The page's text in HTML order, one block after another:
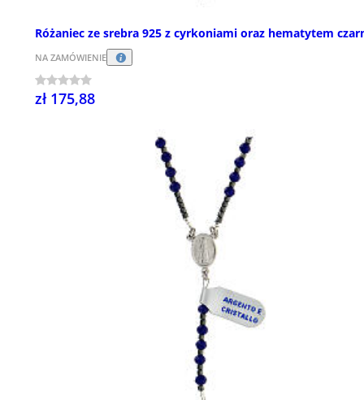
Różaniec ze srebra 925 z cyrkoniami oraz hematytem
NA ZAMÓWIENIE
zł 175,88